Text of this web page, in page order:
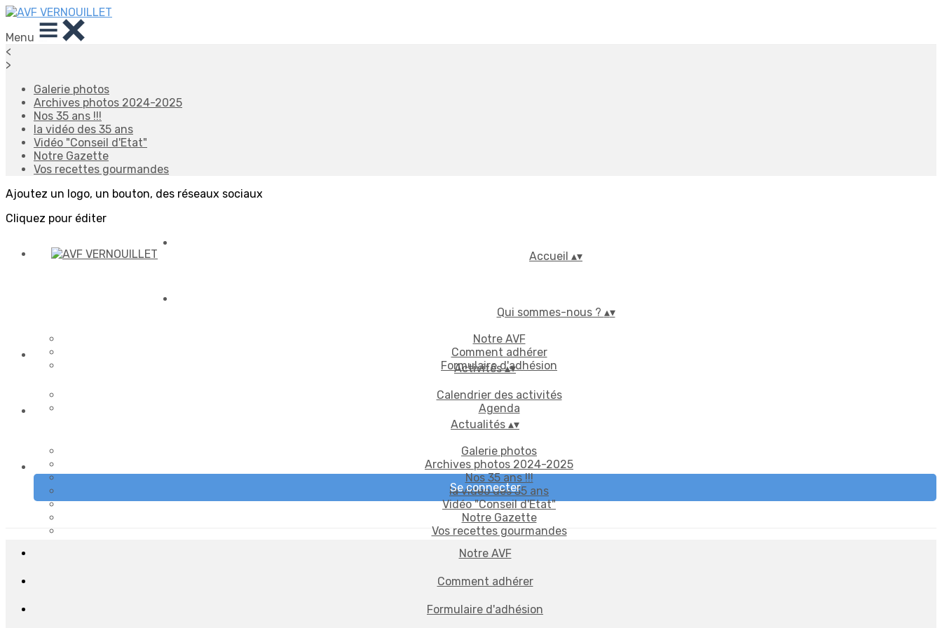
Menu
<
>
Galerie photos
Archives photos 2024-2025
Nos 35 ans !!!
la vidéo des 35 ans
Vidéo "Conseil d'Etat"
Notre Gazette
Vos recettes gourmandes
Ajoutez un logo, un bouton, des réseaux sociaux
Cliquez pour éditer
Accueil ▴▾
Qui sommes-nous ? ▴▾
Notre AVF
Comment adhérer
Formulaire d'adhésion
Activités▴▾
Calendrier des activités
Agenda
Actualités ▴▾
Galerie photos
Archives photos 2024-2025
Nos 35 ans !!!
la vidéo des 35 ans
Vidéo "Conseil d'Etat"
Notre Gazette
Vos recettes gourmandes
Se connecter
Notre AVF
Comment adhérer
Formulaire d'adhésion